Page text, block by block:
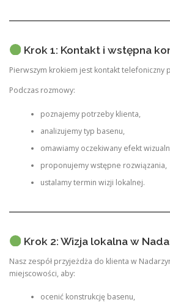
Krok 1: Kontakt i wstępna
Pierwszym krokiem jest kontakt telefoniczny
Podczas rozmowy:
poznajemy potrzeby klienta,
analizujemy typ basenu,
omawiamy oczekiwany efekt
proponujemy wstępne rozwiązania,
ustalamy termin wizji lokalnej.
Krok 2: Wizja lokalna w
Nasz zespół przyjeżdża do klienta w
miejscowości, aby:
ocenić konstrukcję basenu,